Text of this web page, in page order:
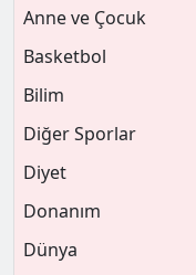
Anne ve Çocuk
Basketbol
Bilim
Diğer Sporlar
Diyet
Donanım
Dünya